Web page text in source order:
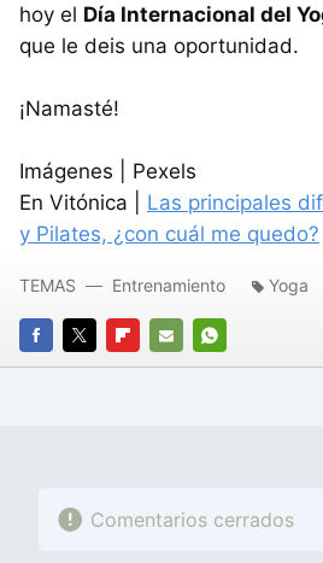
hoy el Día Internacional del
que le deis una oportunidad.
¡Namasté!
Imágenes | Pexels
En Vitónica | Las principales
y Pilates, ¿con cuál me quedo?
FACEBOOK
TWITTERFLIPBOARD
E-
WHATSAPP
TEMAS Entrenamiento Yoga
Comentarios cerrados